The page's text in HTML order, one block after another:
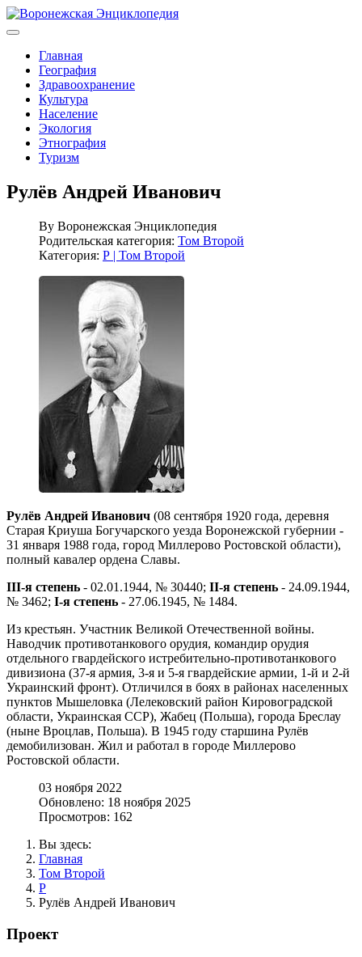
Главная
География
Здравоохранение
Культура
Население
Экология
Этнография
Туризм
Рулёв Андрей Иванович
By Воронежская Энциклопедия
Родительская категория: Том Второй
Категория: Р | Том Второй
Рулёв Андрей Иванович (08 сентября 1920 года, деревня
Старая Криуша Богучарского уезда Воронежской губернии -
31 января 1988 года, город Миллерово Ростовской области),
полный кавалер ордена Славы.
III-я степень - 02.01.1944, № 30440; II-я степень - 24.09.1944,
№ 3462; I-я степень - 27.06.1945, № 1484.
Из крестьян. Участник Великой Отечественной войны.
Наводчик противотанкового орудия, командир орудия
отдельного гвардейского истребительно-противотанкового
дивизиона (37-я армия, 3-я и 5-я гвардейские армии, 1-й и 2-й
Украинский фронт). Отличился в боях в районах населенных
пунктов Мышеловка (Лелековский район Кировоградской
области, Украинская ССР), Жабец (Польша), города Бреслау
(ныне Вроцлав, Польша). В 1945 году старшина Рулёв
демобилизован. Жил и работал в городе Миллерово
Ростовской области.
03 ноября 2022
Обновлено: 18 ноября 2025
Просмотров: 162
Вы здесь:
Главная
Том Второй
Р
Рулёв Андрей Иванович
Проект